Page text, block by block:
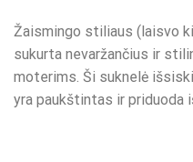
Žaismingo stiliaus (laisvo
sukurta nevaržančius ir
moterims. Ši suknelė
yra paukštintas ir priduoda